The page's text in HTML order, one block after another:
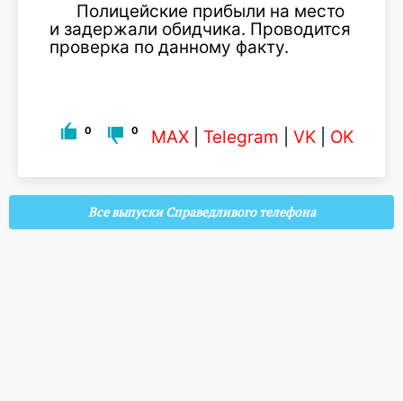
Полицейские прибыли на место
и задержали обидчика. Проводится
проверка по данному факту.
0 0 MAX Telegram VK OK
Все выпуски Справедливого телефона